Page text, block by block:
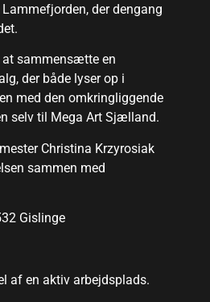
der dengang
at sammensætte en
der både lyser op i
med den omkringliggende
selv til Mega Art Sjælland.
Christina Krzyrosiak
sammen med
Gislinge
af en aktiv arbejdsplads.